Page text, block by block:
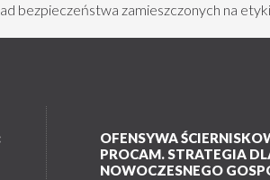
bezpieczeństwa zamieszczonych na
OFENSYWA
PROCAM. STRATEGIA
NOWOCZESNEGO